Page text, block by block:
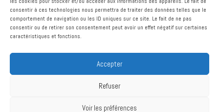
consentir à ces technologies nous permettra de traiter des données telles que le
comportement de navigation ou les ID uniques sur ce site. Le fait de ne pas
consentir ou de retirer son consentement peut avoir un effet négatif sur certaines
caractéristiques et fonctions.
Accepter
Refuser
Voir les préférences
Copyright © 2026Chtriman Gravelines